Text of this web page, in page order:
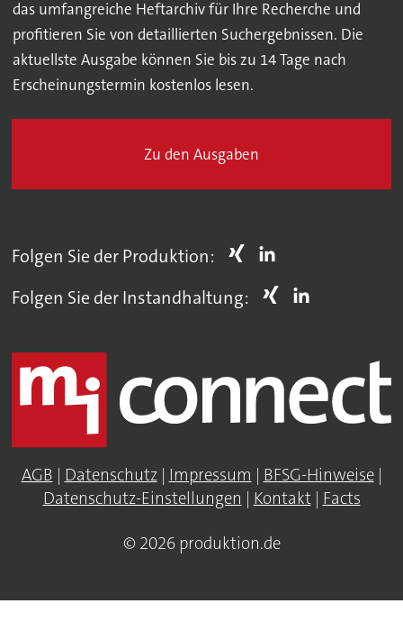
das umfangreiche Heftarchiv für Ihre Recherche und
profitieren Sie von detaillierten Suchergebnissen. Die
aktuellste Ausgabe können Sie bis zu 14 Tage nach
Erscheinungstermin kostenlos lesen.
Zu den Ausgaben
Folgen Sie der Produktion:
Folgen Sie der Instandhaltung:
AGB Datenschutz| Impressum BFSG-Hinweise|
Datenschutz-Einstellungen
Kontakt| Facts
© 2026 produktion.de